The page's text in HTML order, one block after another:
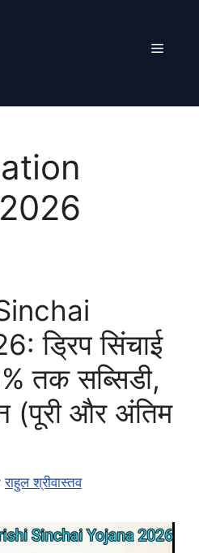
Menu
ड्रिप सिंचाई
तक सब्सिडी,
और अंतिम
राहुल श्रीवास्तव